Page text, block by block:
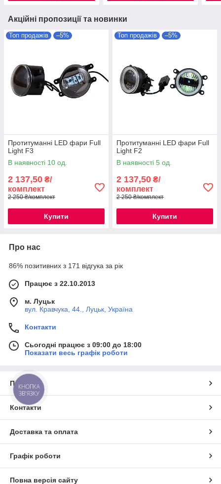
Акційні пропозиції та новинки
Топ продажів –5%
Протитуманні LED фари Full
Light F3
В наявності 10 од.
2 137,50 ₴/
комплект
2 250 ₴/комплект
Купити
Топ продажів –5%
Протитуманні LED фари Full
Light F2
В наявності 5 од.
2 137,50 ₴/
комплект
2 250 ₴/комплект
Купити
Про нас
86% позитивних з 171 відгука за рік
Працює з 22.10.2013
м. Луцьк
вул. Кравчука, 44., Луцьк, Україна
Контакти
Сьогодні працює з 09:00 до 18:00
Показати весь графік роботи
Про нас
Контакти
Доставка та оплата
Графік роботи
Повна версія сайту
КНОПКА
ЗВ'ЯЗКУ